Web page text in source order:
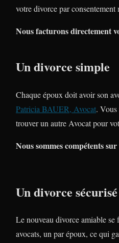
votre divorce par consentement
Nous facturons directement
Un divorce simple
Chaque époux doit avoir son
Patricia BAUER, Avocat. Vous
trouver un autre Avocat pour
Nous sommes compétents
Un divorce
Le nouveau divorce amiable se
avocats, un par époux, ce qui